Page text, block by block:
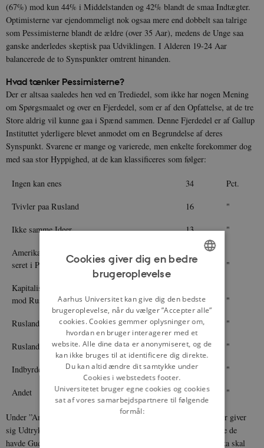
(67%) mod kun 44% i Middelstanden og 42% blandt de smaa Indtægter.
Optimisterne var ejendommeligt nok ogsaa mere end dobbelt saa talrige
som Pessimisterne blandt de ældre (over 35 Aar), medens de Unge saa
ganske anderledes skeptisk paa Udviklingen. I Alderen 19-24 Aar
balancerede de to Synspunkter omtrent hinanden.
Hvad tænker Pessimisterne?
Der er altsaa saaledes hen ved en Trediedel, som ikke har nogen Mening
om Spørgsmaalet og over en Fjerdedel, som er af den Opfattelse, at de tre
Store aldrig vil kunne gaa i Spænd sammen. Denne Fjerdedel er af Gallup
Instituttet yderligere blevet anmodet om en Begrundelse af deres
Synspunkt. Svarene er mange og varierede, men enkelte forekommer dog
med saa stor Hyppighed, at de kan klassificeres som følger:
Ingen kan enes 34 Pct.
Tvivler paa Rusland 16 "
Ikke samme Ideer 13 "
Amerika er for stærkt interes-
seret i Penge
8 "
Kapitalismen kan ikke enes
mod Rusland
6 "
Rusland vil for meget 5 "
Rusland ulig de andre 4 "
Indbyrdes bange for hinanden 2 "
Andet 12 "
Under ”Andet” findes der et Utal af individuelle Bekymringer, der giver
sig Udtryk som f. Eks.: Enhver vil kun tænke paa sig selv – Bare de
havde Gud med – Russerne er ikke bedre end Tyskerne – Amerika skal
DANISH
Cookies giver dig en bedre
brugeroplevelse
Aarhus Universitet kan give dig den bedste
brugeroplevelse, når du vælger ”Accepter alle”
cookies. Cookies gemmer oplysninger om,
hvordan en bruger interagerer med et
website. Alle dine data er anonymiseret, og de
kan ikke bruges til at identificere dig direkte.
Du kan altid ændre dit samtykke under
Cookies i webstedets footer.
Universitetet bruger egne cookies og cookies
sat af vores samarbejdspartnere til følgende
formål: